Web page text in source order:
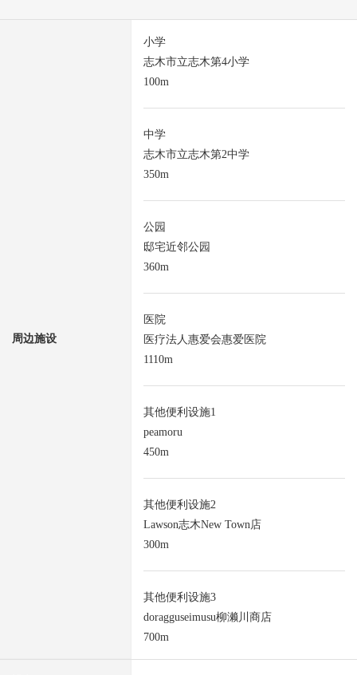
周边施设
小学
志木市立志木第4小学
100m
中学
志木市立志木第2中学
350m
公园
邸宅近邻公园
360m
医院
医疗法人惠爱会惠爱医院
1110m
其他便利设施1
peamoru
450m
其他便利设施2
Lawson志木New Town店
300m
其他便利设施3
doragguseimusu柳濑川商店
700m